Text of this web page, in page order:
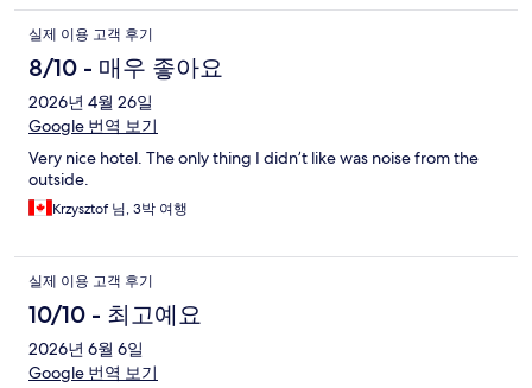
실제 이용 고객 후기
8/10 - 매우 좋아요
2026년 4월 26일
Google 번역 보기
Very nice hotel. The only thing I didn’t like was noise from the
outside.
Krzysztof 님, 3박 여행
실제 이용 고객 후기
10/10 - 최고예요
2026년 6월 6일
Google 번역 보기